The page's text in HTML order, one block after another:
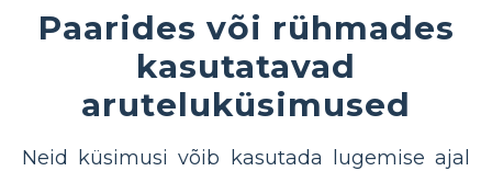
Paarides või rühmades
kasutatavad
aruteluküsimused
Neid küsimusi võib kasutada lugemise ajal